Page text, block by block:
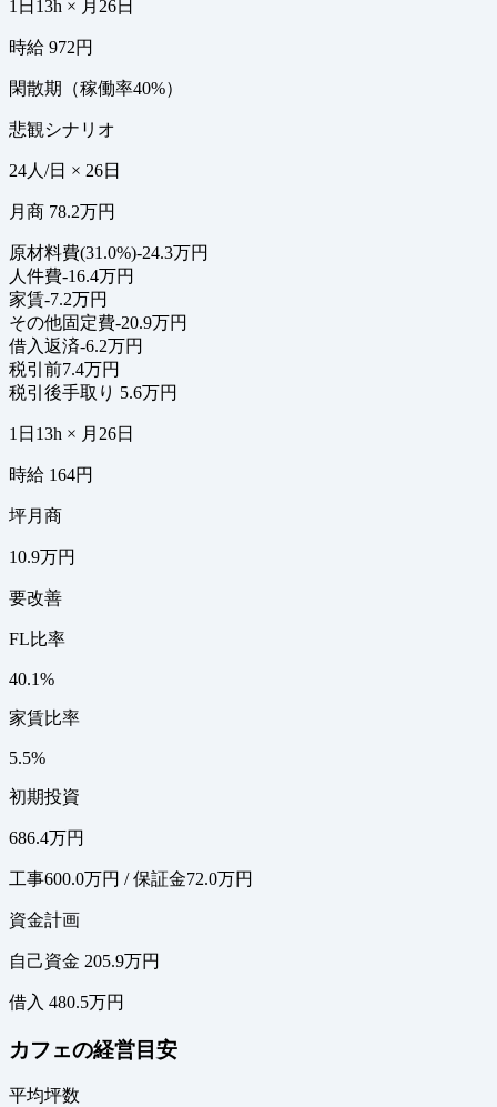
1日13h × 月26日
時給 972円
閑散期（稼働率40%）
悲観シナリオ
24人/日 × 26日
月商 78.2万円
原材料費(31.0%)-24.3万円
人件費-16.4万円
家賃-7.2万円
その他固定費-20.9万円
借入返済-6.2万円
税引前7.4万円
税引後手取り 5.6万円
1日13h × 月26日
時給 164円
坪月商
10.9万円
要改善
FL比率
40.1%
家賃比率
5.5%
初期投資
686.4万円
工事600.0万円 / 保証金72.0万円
資金計画
自己資金 205.9万円
借入 480.5万円
カフェの経営目安
平均坪数